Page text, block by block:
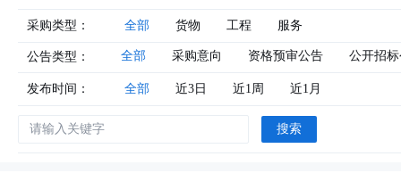
采购类型： 全部 货物 工程 服务
公告类型： 全部 采购意向 资格预审公告 公开招
发布时间： 全部 近3日 近1周 近1月
搜索